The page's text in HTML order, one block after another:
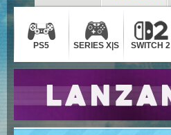
PS5 SERIES X|S SWITCH 2